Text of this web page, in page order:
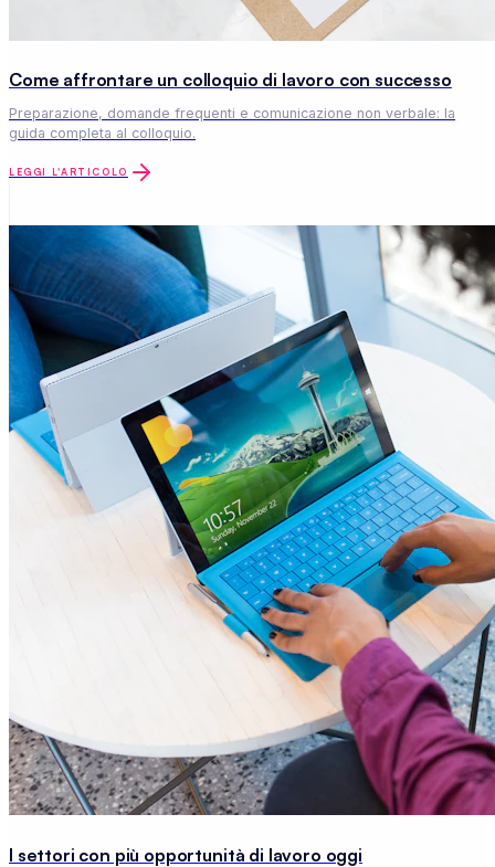
Come affrontare un colloquio di lavoro con successo
Preparazione, domande frequenti e comunicazione non verbale: la
guida completa al colloquio.
LEGGI L'ARTICOLO
I settori con più opportunità di lavoro oggi